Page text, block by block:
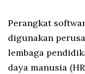
Perangkat
digunakan
lembaga
daya manusia